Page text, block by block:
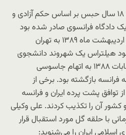
علی وکیلی راد پس از گذراندن ۱۸ سال حبس بر اساس حکم آزادی و
دادگاه فرانسوی صادر شده بود
روز سه‌شنبه بیست و هشتم اردیبهشت ماه ۱۳۸۹ به تهران
هیلتراس یک شهروند دانشجوی
فرانسوی که پس از وقایع انتخابات ۱۳۸۸ به اتهام جاسوسی
بازگشته بود. برخی از
توافق پشت پرده ایران و فرانسه
آن را تکذیب کردند. علی وکیلی
با حلقه گل مورد استقبال قرار